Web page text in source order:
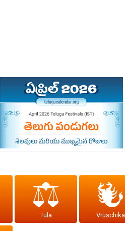
Tula Vruschika